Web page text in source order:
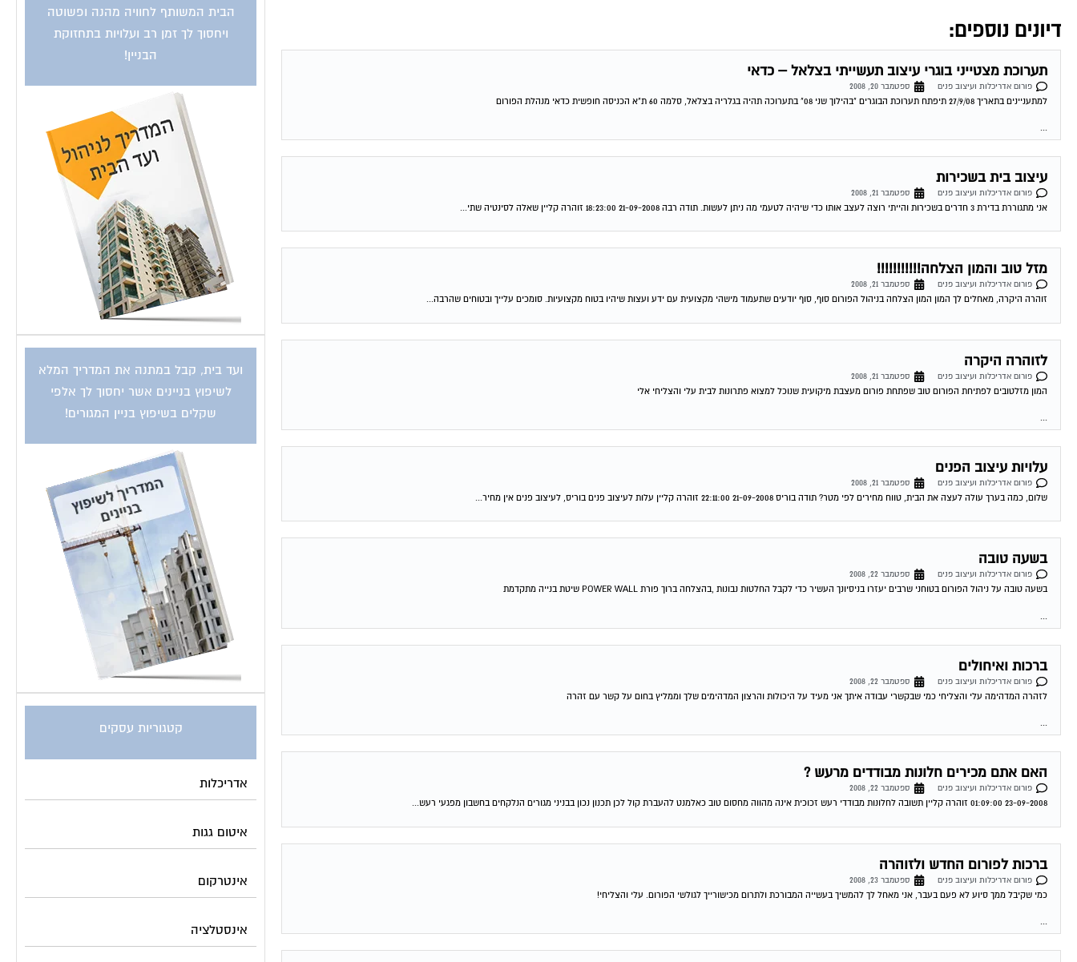
דיונים נוספים:
תערוכת מצטייני בוגרי עיצוב תעשייתי בצלאל – כדאי
פורום אדריכלות ועיצוב פנים
ספטמבר 20, 2008
למתעניינים בתאריך 27/9/08 תיפתח תערוכת הבוגרים "בהילוך שני 08" בתערוכה תהיה בגלריה בצלאל, סלמה 60 ת"א הכניסה חופשית כדאי מנהלת הפורום
...
עיצוב בית בשכירות
פורום אדריכלות ועיצוב פנים
ספטמבר 21, 2008
אני מתגוררת בדירת 3 חדרים בשכירות והייתי רוצה לעצב אותו כדי שיהיה לטעמי מה ניתן לעשות. תודה רבה 21-09-2008 18:23:00 זוהרה קליין שאלה לסינטיה שתי...
מזל טוב והמון הצלחה!!!!!!!!!!!
פורום אדריכלות ועיצוב פנים
ספטמבר 21, 2008
זוהרה היקרה, מאחלים לך המון המון הצלחה בניהול הפורום סוף, סוף יודעים שתעמוד מישהי מקצועית עם ידע ועצות שיהיו בטוח מקצועיות. סומכים עלייך ובטוחים שהרבה...
לזוהרה היקרה
פורום אדריכלות ועיצוב פנים
ספטמבר 21, 2008
המון מזלטובים לפתיחת הפורום טוב שפתחת פורום מעצבת מיקועית שנוכל למצוא פתרונות לבית עלי והצליחי אלי
...
עלויות עיצוב הפנים
פורום אדריכלות ועיצוב פנים
ספטמבר 21, 2008
שלום, כמה בערך עולה לעצה את הבית, טווח מחירים לפי מטר? תודה בוריס 21-09-2008 22:11:00 זוהרה קליין עלות לעיצוב פנים בוריס, לעיצוב פנים אין מחיר...
בשעה טובה
פורום אדריכלות ועיצוב פנים
ספטמבר 22, 2008
בשעה טובה על ניהול הפורום בטוחני שרבים יעזרו בניסיונך העשיר כדי לקבל החלטות נבונות ,בהצלחה ברוך פורת POWER WALL שיטת בנייה מתקדמת
...
ברכות ואיחולים
פורום אדריכלות ועיצוב פנים
ספטמבר 22, 2008
לזהרה המדהימה עלי והצליחי כמי שבקשרי עבודה איתך אני מעיד על היכולות והרצון המדהימים שלך וממליץ בחום על קשר עם זהרה
...
האם אתם מכירים חלונות מבודדים מרעש ?
פורום אדריכלות ועיצוב פנים
ספטמבר 22, 2008
23-09-2008 01:09:00 זוהרה קליין תשובה לחלונות מבודדי רעש זכוכית אינה מהווה מחסום טוב כאלמנט להעברת קול לכן תכנון נכון בבניני מגורים הנלקחים בחשבון מפגעי רעש...
ברכות לפורום החדש ולזוהרה
פורום אדריכלות ועיצוב פנים
ספטמבר 23, 2008
כמי שקיבל ממך סיוע לא פעם בעבר, אני מאחל לך להמשיך בעשייה המבורכת ולתרום מכישורייך לגולשי הפורום. עלי והצליחי!
...
הבית המשותף לחוויה מהנה ופשוטה
ויחסוך לך זמן רב ועלויות בתחזוקת
הבניין!
ועד בית, קבל במתנה את המדריך המלא
לשיפוץ בניינים אשר יחסוך לך אלפי
שקלים בשיפוץ בניין המגורים!
קטגוריות עסקים
אדריכלות
איטום גגות
אינטרקום
אינסטלציה